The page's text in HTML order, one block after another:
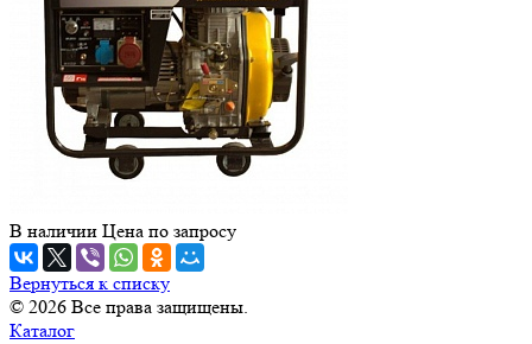
В наличии Цена по запросу
Вернуться к списку
© 2026 Все права защищены.
Каталог